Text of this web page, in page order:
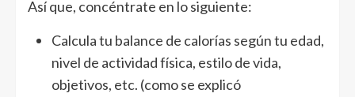
Así que, concéntrate en lo siguiente:
Calcula tu balance de calorías según tu edad,
nivel de actividad física, estilo de vida,
objetivos, etc. (como se explicó